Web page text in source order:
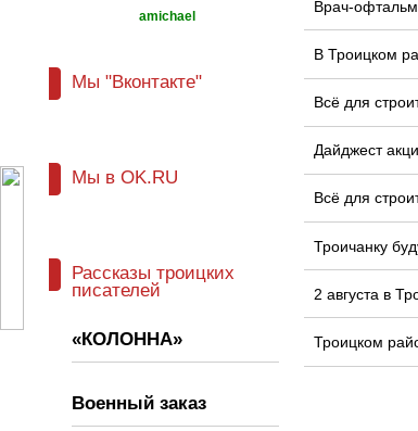
Врач-
В Троицком
Всё для
Дайджест
Всё для
Троичанку
2 августа в
Троицком
amichael
Мы "Вконтакте"
Мы в OK.RU
Рассказы троицких
писателей
«КОЛОННА»
Военный заказ